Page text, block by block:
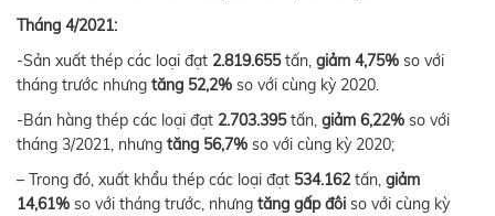
Tháng 4/2021:
-Sản xuất thép các loại đạt 2.819.655tấn, giảm 4,75% so với
tháng trước nhưng tăng 52,2% so với cùng kỳ 2020.
-Bán hàng thép các loại đạt 2.703.395tấn, giảm 6,22% so với
tháng 3/2021, nhưng tăng 56,7% so với cùng kỳ 2020;
– Trong đó, xuất khẩu thép các loại đạt 534.162tấn, giảm
14,61% so với tháng trước, nhưng tăng gấpđôi so với cùng kỳ